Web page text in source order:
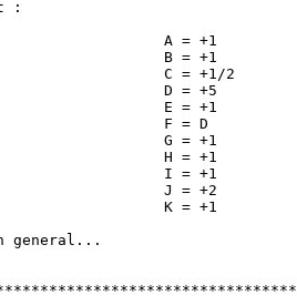
:
A = +1
B = +1
C = +1/2
D = +5
E = +1
F = D
G = +1
H = +1
I = +1
J = +2
K = +1
general...